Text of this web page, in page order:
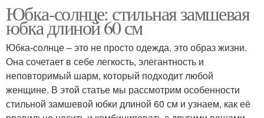
Юбка-солнце: стильная замшевая
юбка длиной 60 см
Юбка-солнце – это не просто одежда, это образ жизни.
Она сочетает в себе легкость, элегантность и
неповторимый шарм, который подходит любой
женщине. В этой статье мы рассмотрим особенности
стильной замшевой юбки длиной 60 см и узнаем, как её